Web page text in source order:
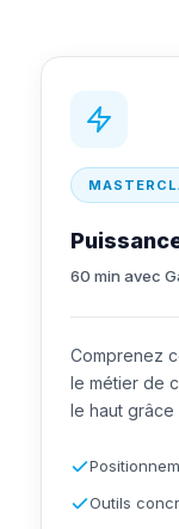
60 min avec
Comprenez
le métier de
le haut grâce
Outils